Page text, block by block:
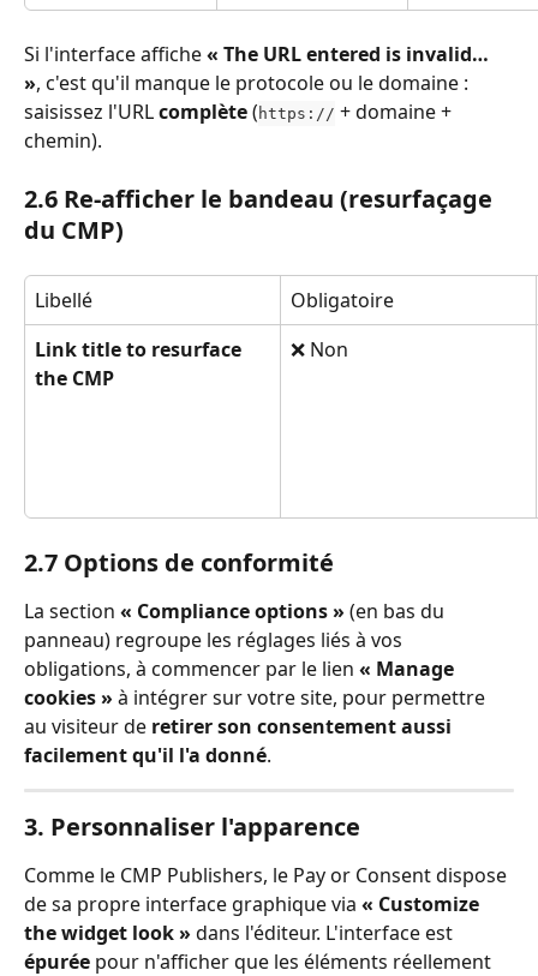
Si l'interface affiche « The URL entered is invalid…
», c'est qu'il manque le protocole ou le domaine :
saisissez l'URL complète ( https:// + domaine +
chemin).
2.6 Re-afficher le bandeau (resurfaçage
du CMP)
Libellé
Obligatoire
Link title to resurface
the CMP
❌ Non
2.7 Options de conformité
La section « Compliance options » (en bas du
panneau) regroupe les réglages liés à vos
obligations, à commencer par le lien « Manage
cookies » à intégrer sur votre site, pour permettre
au visiteur de retirer son consentement aussi
facilement qu'il l'a donné.
3. Personnaliser l'apparence
Comme le CMP Publishers, le Pay or Consent dispose
de sa propre interface graphique via « Customize
the widget look » dans l'éditeur. L'interface est
épurée pour n'afficher que les éléments réellement